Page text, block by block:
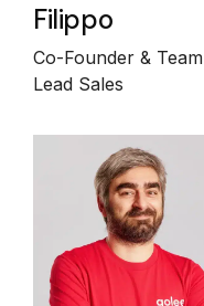
Filippo
Co-Founder & Team
Lead Sales